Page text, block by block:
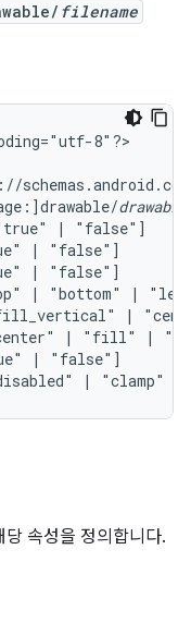
filename
8"?>
|
|
|
| "bottom" |
|
| "fill" |
|
| "clamp"
당 속성을 정의합니다.